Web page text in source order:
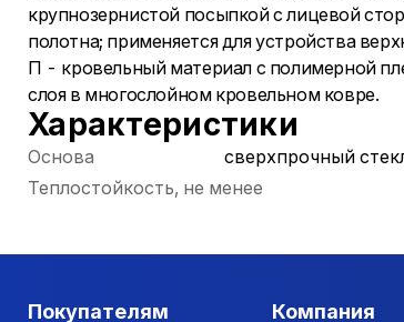
крупнозернистой посыпкой с лицевой
полотна; применяется для устройства
П - кровельный материал с полимерной
слоя в многослойном кровельном ковре.
Характеристики
Основа
сверхпрочный
Теплостойкость, не менее
Покупателям Компания